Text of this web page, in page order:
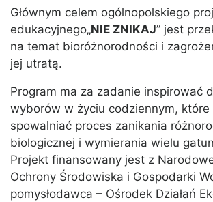
Głównym celem ogólnopolskiego
edukacyjnego„NIE ZNIKAJ” jest
na temat bioróżnorodności i
jej utratą.
Program ma za zadanie inspirować
wyborów w życiu codziennym, które
spowalniać proces zanikania
biologicznej i wymierania wielu
Projekt finansowany jest z
Ochrony Środowiska i Gospodarki
pomysłodawca – Ośrodek Działań